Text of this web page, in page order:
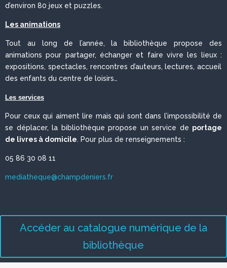
d’environ 80 jeux et puzzles.
Les animations
Tout au long de l’année, la bibliothèque propose des
animations pour partager, échanger et faire vivre les lieux :
expositions, spectacles, rencontres d’auteurs, lectures, accueil
des enfants du centre de loisirs…
Les services
Pour ceux qui aiment lire mais qui sont dans l’impossibilité de
se déplacer, la bibliothèque propose un service de portage
de livres à domicile. Pour plus de renseignements :
05 86 30 08 11
mediatheque@champdeniers.fr
Accéder au catalogue numérique de la
bibliothèque